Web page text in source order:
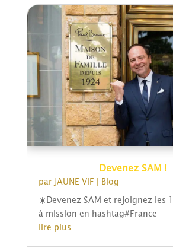
Devenez SAM !
par JAUNE VIF Blog
☀️Devenez SAM et rejoignez les
à mission en hashtag#France
lire plus